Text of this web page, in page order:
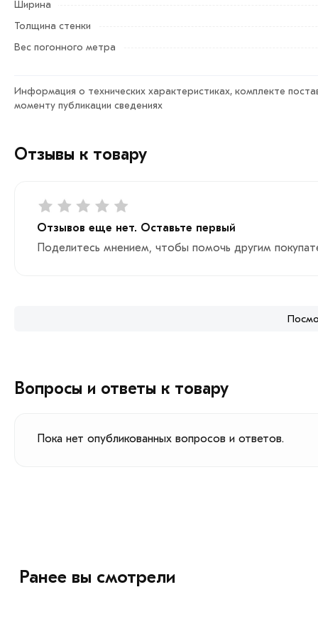
Условия доставки и цена на товар Труба профильная
обработают заказ и свяжутся с Вами для согласования
Данний товар от производителя сертифицирован,
Ширина
Толщина стенки
Вес погонного метра
Информация о технических характеристиках, комплекте
моменту публикации сведениях
Отзывы к товару
Отзывов еще нет. Оставьте первый
Поделитесь мнением, чтобы помочь другим
Вопросы и ответы к товару
Пока нет опубликованных вопросов и ответов.
Ранее вы смотрели